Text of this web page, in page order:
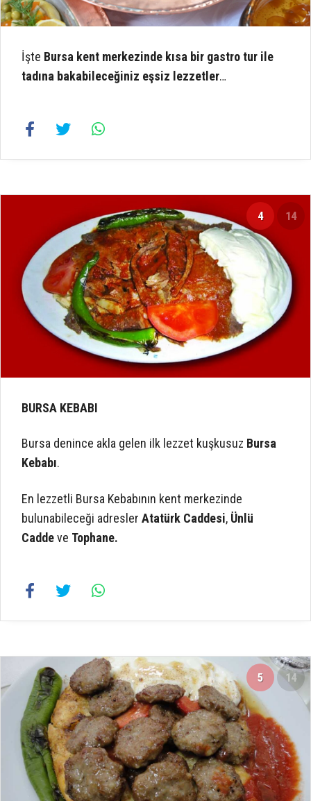
İşte Bursa kent merkezinde kısa bir gastro tur ile
tadına bakabileceğiniz eşsiz lezzetler…
4 14
BURSA KEBABI
Bursa denince akla gelen ilk lezzet kuşkusuz Bursa
Kebabı.
En lezzetli Bursa Kebabının kent merkezinde
bulunabileceği adresler Atatürk Caddesi, Ünlü
Caddeve Tophane.
5 14